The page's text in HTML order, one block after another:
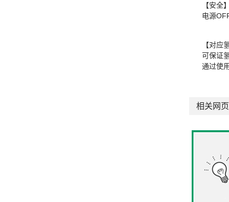
【安全
电源
【对应
可保证
通过使
相关网页